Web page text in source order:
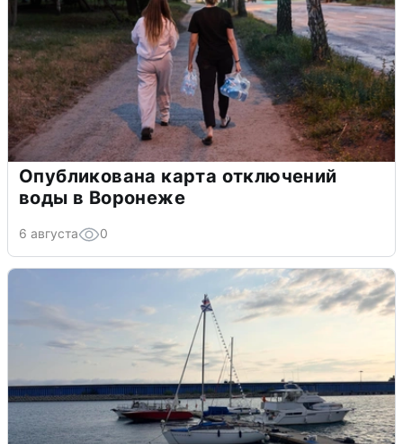
Опубликована карта отключений
воды в Воронеже
6 августа 0